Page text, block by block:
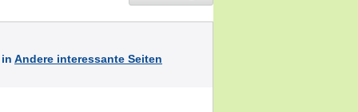
Andere interessante Seiten